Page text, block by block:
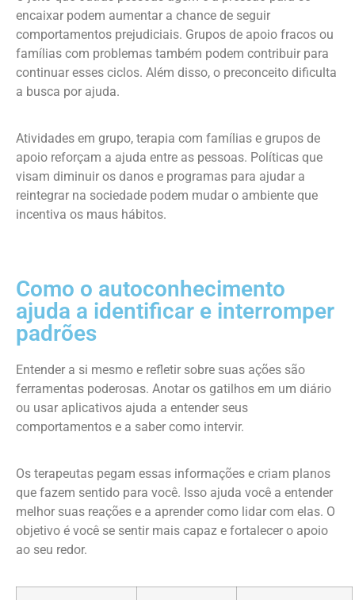
encaixar podem aumentar a chance de seguir
comportamentos prejudiciais. Grupos de apoio fracos ou
famílias com problemas também podem contribuir para
continuar esses ciclos. Além disso, o preconceito dificulta
a busca por ajuda.
Atividades em grupo, terapia com famílias e grupos de
apoio reforçam a ajuda entre as pessoas. Políticas que
visam diminuir os danos e programas para ajudar a
reintegrar na sociedade podem mudar o ambiente que
incentiva os maus hábitos.
Como o autoconhecimento
ajuda a identificar e interromper
padrões
Entender a si mesmo e refletir sobre suas ações são
ferramentas poderosas. Anotar os gatilhos em um diário
ou usar aplicativos ajuda a entender seus
comportamentos e a saber como intervir.
Os terapeutas pegam essas informações e criam planos
que fazem sentido para você. Isso ajuda você a entender
melhor suas reações e a aprender como lidar com elas. O
objetivo é você se sentir mais capaz e fortalecer o apoio
ao seu redor.